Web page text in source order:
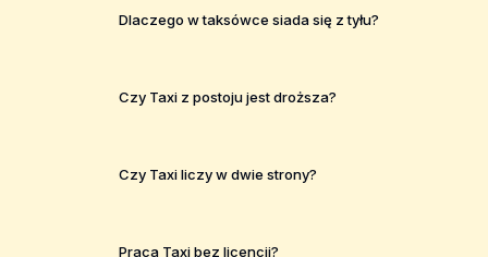
Dlaczego w taksówce siada się z tyłu?
Czy Taxi z postoju jest droższa?
Czy Taxi liczy w dwie strony?
Praca Taxi bez licencji?